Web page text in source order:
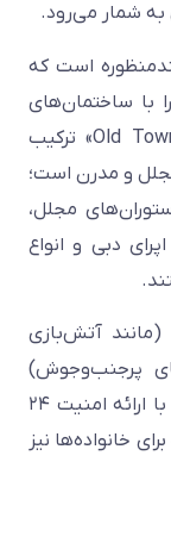
شمار می‌رود.
است که
ساختمان‌های
کم‌ارتفاع دارای معماری عربی در بخش «Old Town» ترکیب
و مدرن است؛
مجلل،
دبی و انواع
آتش‌بازی
پرجنب‌وجوش)
حال‌وهوای بسیار زنده‌ای دارد. با این حال، با ارائه امنیت ۲۴
نیز